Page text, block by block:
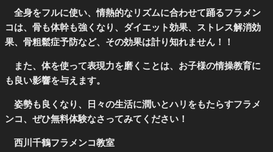
全身をフルに使い、情熱的なリズムに合わせて踊るフラメン
コは、骨も体幹も強くなり、ダイエット効果、ストレス解消効
果、骨粗鬆症予防など、その効果は計り知れません！！
また、体を使って表現力を磨くことは、お子様の情操教育に
も良い影響を与えます。
姿勢も良くなり、日々の生活に潤いとハリをもたらすフラメ
ンコ、ぜひ無料体験なさってみてください！
西川千鶴フラメンコ教室